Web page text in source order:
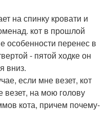
на спинку кровати и
кот в прошлой
особенности перенес в
- пятой ходке он
вниз.
если мне везет, кот
везет, на мою голову
кота, причем почему-